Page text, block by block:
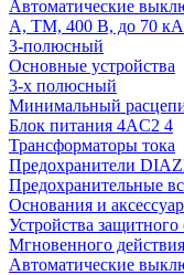
Автоматические
А, TM, 400 В, до 70 кА
3-полюсный
Основные устройства
3-х полюсный
Минимальный
Блок питания 4AC2 4
Трансформаторы тока
Предохранители
Предохранительные
Основания и
Устройства
Мгновенного действия
Автоматические